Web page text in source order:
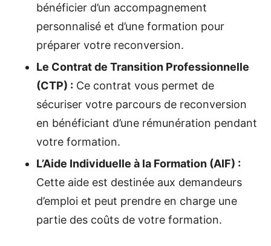
bénéficier d’un accompagnement
personnalisé et d’une formation pour
préparer votre reconversion.
Le Contrat de Transition Professionnelle
(CTP) : Ce contrat vous permet de
sécuriser votre parcours de reconversion
en bénéficiant d’une rémunération pendant
votre formation.
L’Aide Individuelle à la Formation (AIF) :
Cette aide est destinée aux demandeurs
d’emploi et peut prendre en charge une
partie des coûts de votre formation.